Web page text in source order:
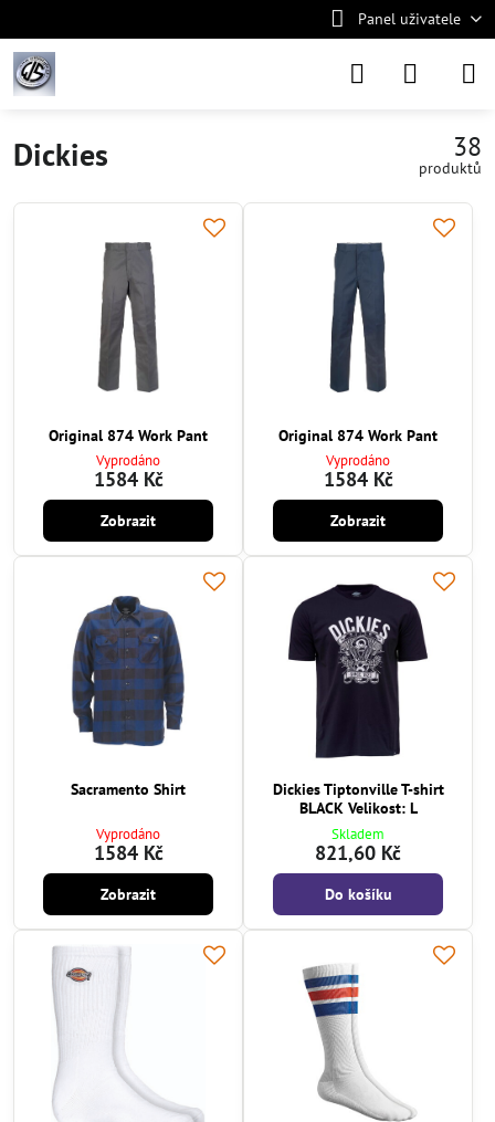
Panel uživatele
Dickies 38
produktů
Original 874 Work Pant
Vyprodáno
1584 Kč
Zobrazit
Original 874 Work Pant
Vyprodáno
1584 Kč
Zobrazit
Sacramento Shirt
Vyprodáno
1584 Kč
Zobrazit
Dickies Tiptonville T-shirt
BLACK Velikost: L
Skladem
821,60 Kč
Do košíku